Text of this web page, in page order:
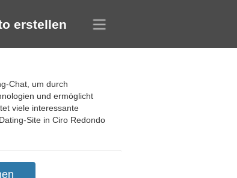
erstellen
Chat, um durch
und ermöglicht
viele interessante
Site in Ciro Redondo